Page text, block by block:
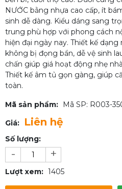
NƯỚC bằng nhựa cao cấp, ít
sinh dễ dàng. Kiểu dáng sang
trung phù hợp với phong cách
hiện đại ngày nay. Thiết kế
không bị đọng bẩn, dễ vệ sinh
chấn giúp giá hoạt động nhẹ
Thiết kế âm tủ gọn gàng, giúp
toàn.
Mã sản phẩm:
Mã SP: R003-
Giá:
Liên hệ
Số lượng:
- +
Lượt xem: 1405